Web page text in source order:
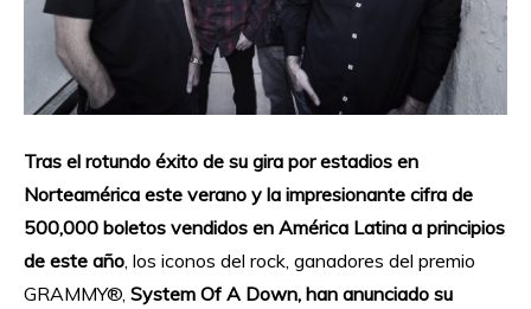
Tras el rotundo éxito de su gira por estadios en
Norteamérica este verano y la impresionante cifra de
500,000 boletos vendidos en América Latina a principios
de este año , los iconos del rock, ganadores del premio
GRAMMY®, System Of A Down, han anunciado su